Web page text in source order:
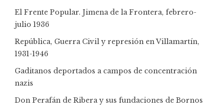
El Frente Popular. Jimena de la Frontera, febrero-
julio 1936
República, Guerra Civil y represión en Villamartín,
1931-1946
Gaditanos deportados a campos de concentración
nazis
Don Perafán de Ribera y sus fundaciones de Bornos